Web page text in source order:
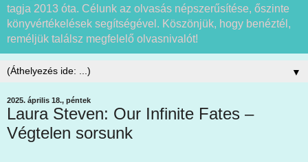
tagja 2013 óta. Célunk az olvasás népszerűsítése, őszinte
könyvértékelések segítségével. Köszönjük, hogy benéztél,
reméljük találsz megfelelő olvasnivalót!
▼
2025. április 18., péntek
Laura Steven: Our ​Infinite Fates –
Végtelen sorsunk